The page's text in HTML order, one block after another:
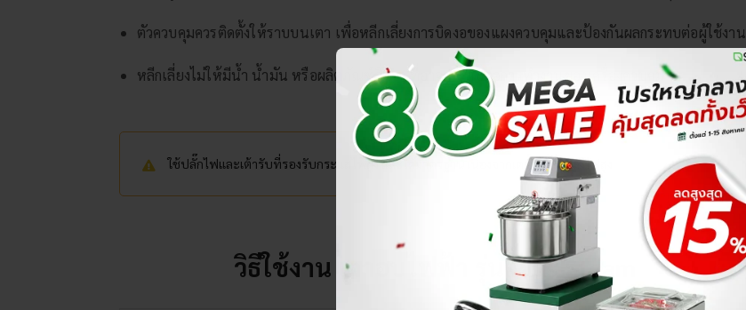
ตัวควบคุมควรติดตั้งให้ราบบนเตา เพื่อหลีกเลี่ยงการบิดงอของแผงควบคุมและป้องกันผลกระทบต่อผู้ใช้งาน
หลีกเลี่ยงไม่ให้มีน้ำ น้ำมัน หรือผลิตภัณฑ์อื่น ๆ ที่อาจกระทบต่อการทำงานของเครื่องควบคุม
ใช้ปลั๊กไฟและเต้ารับที่รองรับกระแสไฟสูง และได้มาตรฐาน เนื่องจากเตาอบใช้กำลังไฟสูง
วิธีใช้งาน เตาอบไฟฟ้า รุ่น Plus Steam